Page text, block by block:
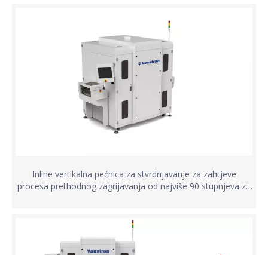
Inline vertikalna pećnica za stvrdnjavanje za zahtjeve
procesa prethodnog zagrijavanja od najviše 90 stupnjeva za